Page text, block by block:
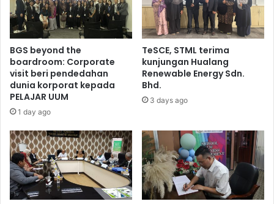
BGS beyond the
boardroom: Corporate
visit beri pendedahan
dunia korporat kepada
PELAJAR UUM
1 day ago
TeSCE, STML terima
kunjungan Hualang
Renewable Energy Sdn.
Bhd.
3 days ago